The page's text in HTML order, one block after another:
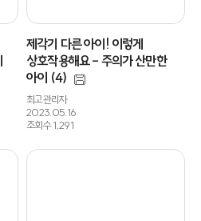
제각기 다른 아이! 이렇게
상호작용해요 - 주의가 산만한
아이 (4)
최고관리자
2023.05.16
조회수 1,291